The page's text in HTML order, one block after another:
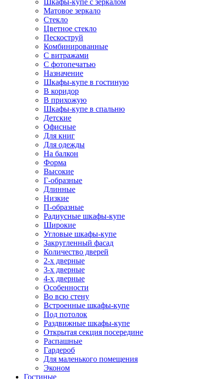
Шкафы-купе с зеркалом
Матовое зеркало
Стекло
Цветное стекло
Пескоструй
Комбинированные
С витражами
С фотопечатью
Назначение
Шкафы-купе в гостиную
В коридор
В прихожую
Шкафы-купе в спальню
Детские
Офисные
Для книг
Для одежды
На балкон
Форма
Высокие
Г-образные
Длинные
Низкие
П-образные
Радиусные шкафы-купе
Широкие
Угловые шкафы-купе
Закругленный фасад
Количество дверей
2-х дверные
3-х дверные
4-х дверные
Особенности
Во всю стену
Встроенные шкафы-купе
Под потолок
Раздвижные шкафы-купе
Открытая секция посередине
Распашные
Гардероб
Для маленького помещения
Эконом
Гостиные